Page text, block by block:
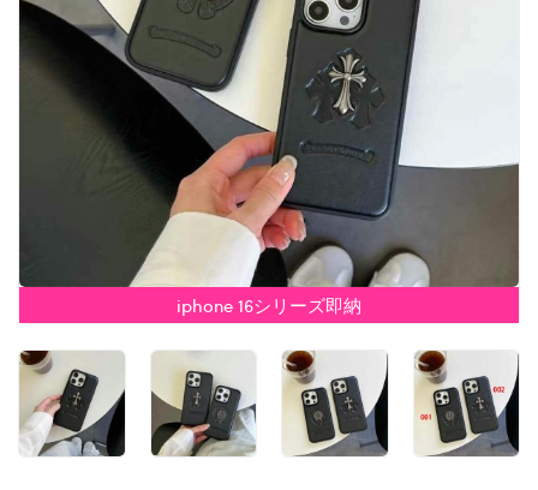
iphone 16シリーズ即納